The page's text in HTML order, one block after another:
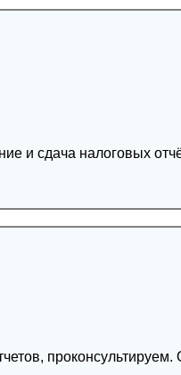
проконсультируем.